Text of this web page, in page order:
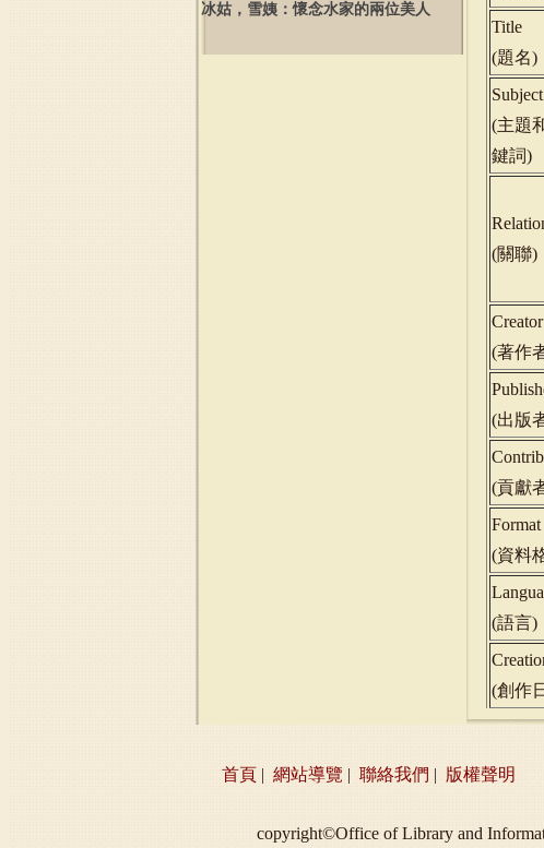
冰姑，雪姨：懷念水家的兩位美人
Title
(題名)
Subject
(主題
鍵詞)
(關聯)
Creator
(著作
(出版
(貢獻
Format
(資料
(語言)
(創作
首頁 | 網站導覽 | 聯絡我們 | 版權聲明
copyright©Office of Library and